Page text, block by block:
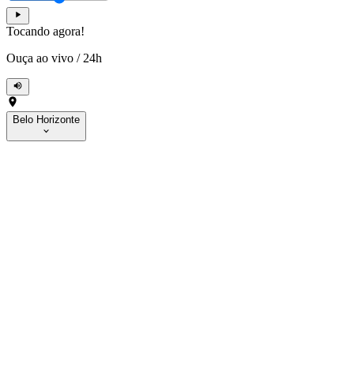
Tocando agora!
Ouça ao vivo / 24h
Belo Horizonte